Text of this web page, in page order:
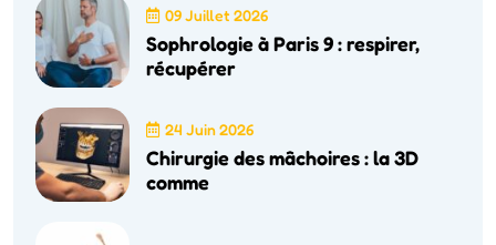
09 Juillet 2026
Sophrologie à Paris 9 : respirer,
récupérer
24 Juin 2026
Chirurgie des mâchoires : la 3D
comme